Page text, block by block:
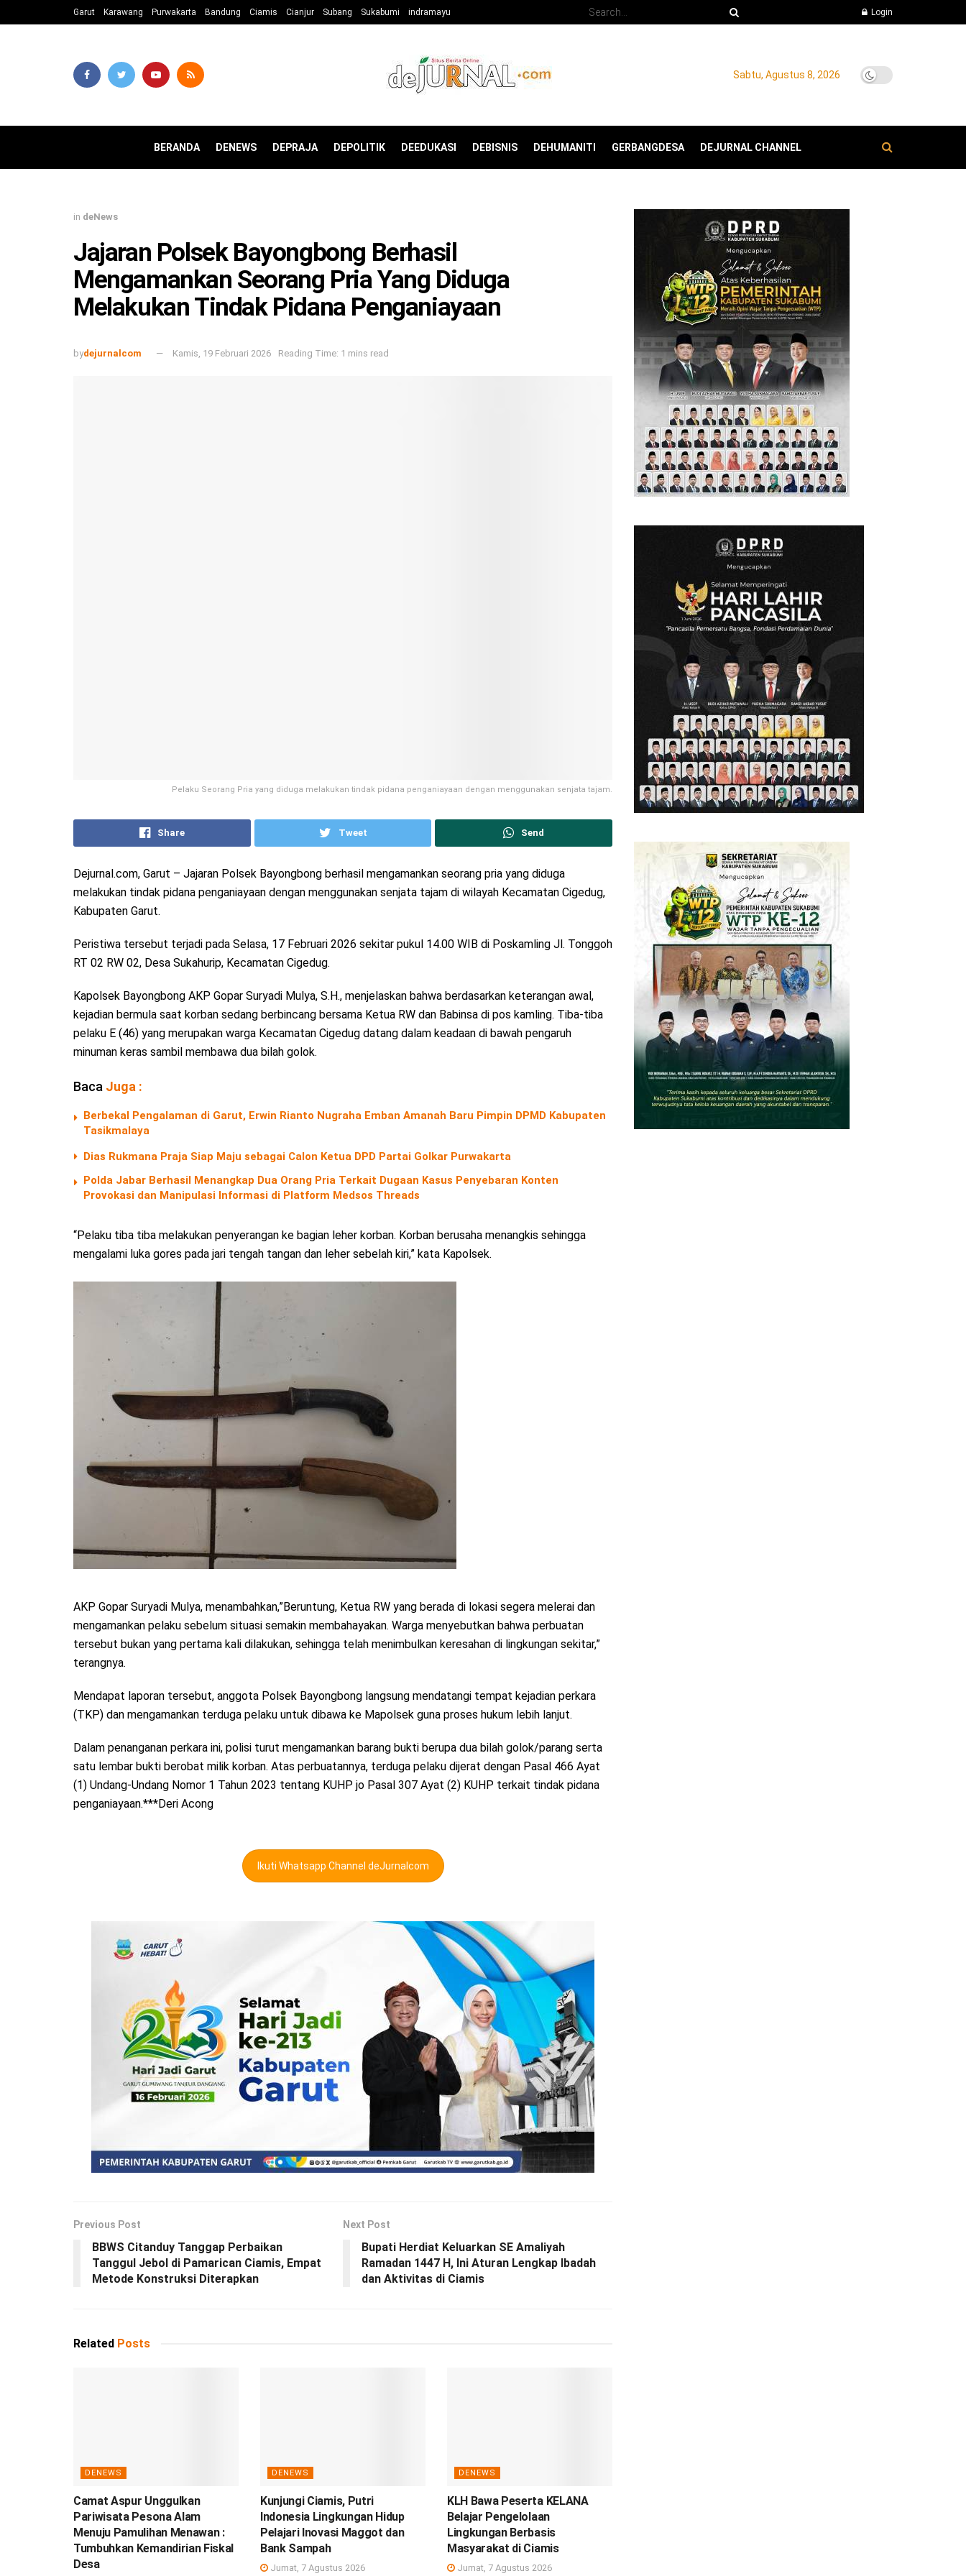
Garut Karawang Purwakarta Bandung Ciamis Cianjur Subang Sukabumi indramayu Login
Sabtu, Agustus 8, 2026
BERANDA DENEWS DEPRAJA DEPOLITIK DEEDUKASI DEBISNIS DEHUMANITI GERBANGDESA DEJURNAL CHANNEL
in deNews
Jajaran Polsek Bayongbong Berhasil
Mengamankan Seorang Pria Yang Diduga
Melakukan Tindak Pidana Penganiayaan
bydejurnalcom Kamis, 19 Februari 2026 Reading Time: 1 mins read
Pelaku Seorang Pria yang diduga melakukan tindak pidana penganiayaan dengan menggunakan senjata tajam.
Share Tweet Send
Dejurnal.com, Garut – Jajaran Polsek Bayongbong berhasil mengamankan seorang pria yang diduga
melakukan tindak pidana penganiayaan dengan menggunakan senjata tajam di wilayah Kecamatan Cigedug,
Kabupaten Garut.
Peristiwa tersebut terjadi pada Selasa, 17 Februari 2026 sekitar pukul 14.00 WIB di Poskamling Jl. Tonggoh
RT 02 RW 02, Desa Sukahurip, Kecamatan Cigedug.
Kapolsek Bayongbong AKP Gopar Suryadi Mulya, S.H., menjelaskan bahwa berdasarkan keterangan awal,
kejadian bermula saat korban sedang berbincang bersama Ketua RW dan Babinsa di pos kamling. Tiba-tiba
pelaku E (46) yang merupakan warga Kecamatan Cigedug datang dalam keadaan di bawah pengaruh
minuman keras sambil membawa dua bilah golok.
Baca Juga :
Berbekal Pengalaman di Garut, Erwin Rianto Nugraha Emban Amanah Baru Pimpin DPMD Kabupaten
Tasikmalaya
Dias Rukmana Praja Siap Maju sebagai Calon Ketua DPD Partai Golkar Purwakarta
Polda Jabar Berhasil Menangkap Dua Orang Pria Terkait Dugaan Kasus Penyebaran Konten
Provokasi dan Manipulasi Informasi di Platform Medsos Threads
“Pelaku tiba tiba melakukan penyerangan ke bagian leher korban. Korban berusaha menangkis sehingga
mengalami luka gores pada jari tengah tangan dan leher sebelah kiri,” kata Kapolsek.
AKP Gopar Suryadi Mulya, menambahkan,”Beruntung, Ketua RW yang berada di lokasi segera melerai dan
mengamankan pelaku sebelum situasi semakin membahayakan. Warga menyebutkan bahwa perbuatan
tersebut bukan yang pertama kali dilakukan, sehingga telah menimbulkan keresahan di lingkungan sekitar,”
terangnya.
Mendapat laporan tersebut, anggota Polsek Bayongbong langsung mendatangi tempat kejadian perkara
(TKP) dan mengamankan terduga pelaku untuk dibawa ke Mapolsek guna proses hukum lebih lanjut.
Dalam penanganan perkara ini, polisi turut mengamankan barang bukti berupa dua bilah golok/parang serta
satu lembar bukti berobat milik korban. Atas perbuatannya, terduga pelaku dijerat dengan Pasal 466 Ayat
(1) Undang-Undang Nomor 1 Tahun 2023 tentang KUHP jo Pasal 307 Ayat (2) KUHP terkait tindak pidana
penganiayaan.***Deri Acong
Ikuti Whatsapp Channel deJurnalcom
Previous Post
BBWS Citanduy Tanggap Perbaikan
Tanggul Jebol di Pamarican Ciamis, Empat
Metode Konstruksi Diterapkan
Next Post
Bupati Herdiat Keluarkan SE Amaliyah
Ramadan 1447 H, Ini Aturan Lengkap Ibadah
dan Aktivitas di Ciamis
Related Posts
DENEWS
Camat Aspur Unggulkan
Pariwisata Pesona Alam
Menuju Pamulihan Menawan :
Tumbuhkan Kemandirian Fiskal
Desa
DENEWS
Kunjungi Ciamis, Putri
Indonesia Lingkungan Hidup
Pelajari Inovasi Maggot dan
Bank Sampah
Jumat, 7 Agustus 2026
DENEWS
KLH Bawa Peserta KELANA
Belajar Pengelolaan
Lingkungan Berbasis
Masyarakat di Ciamis
Jumat, 7 Agustus 2026